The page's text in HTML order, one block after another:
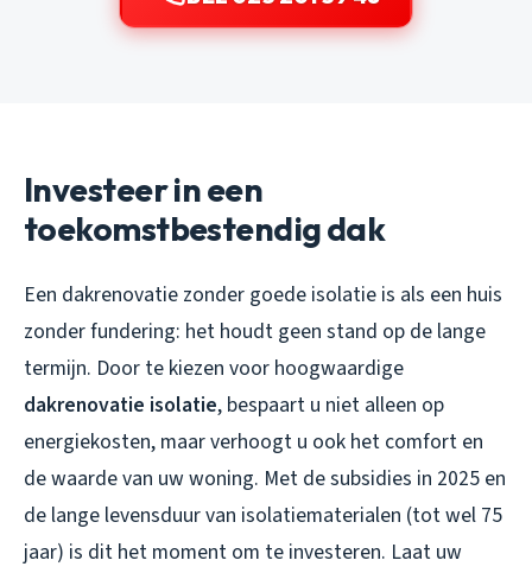
Investeer in een
toekomstbestendig dak
Een dakrenovatie zonder goede isolatie is als een huis
zonder fundering: het houdt geen stand op de lange
termijn. Door te kiezen voor hoogwaardige
dakrenovatie isolatie, bespaart u niet alleen op
energiekosten, maar verhoogt u ook het comfort en
de waarde van uw woning. Met de subsidies in 2025 en
de lange levensduur van isolatiematerialen (tot wel 75
jaar) is dit het moment om te investeren. Laat uw